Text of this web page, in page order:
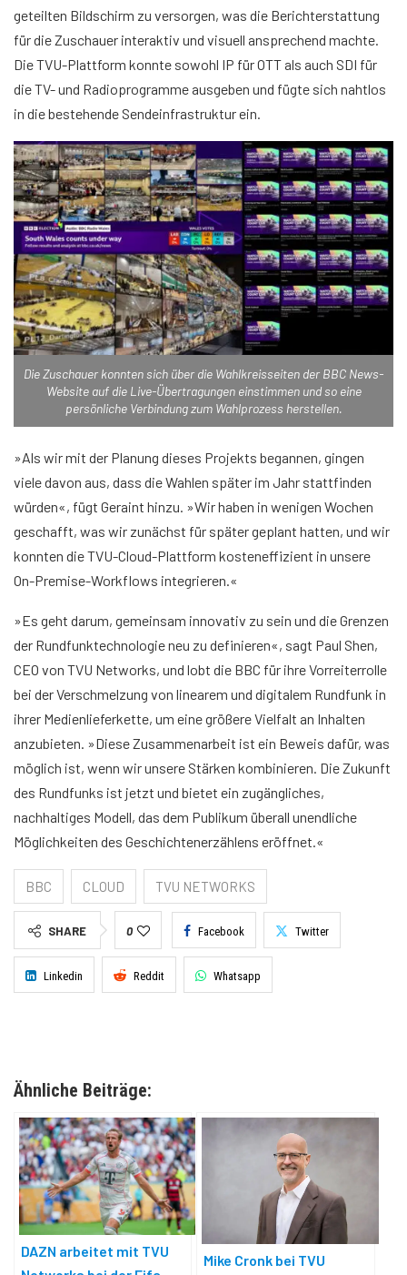
geteilten Bildschirm zu versorgen, was die Berichterstattung
für die Zuschauer interaktiv und visuell ansprechend machte.
Die TVU-Plattform konnte sowohl IP für OTT als auch SDI für
die TV- und Radioprogramme ausgeben und fügte sich nahtlos
in die bestehende Sendeinfrastruktur ein.
Die Zuschauer konnten sich über die Wahlkreisseiten der BBC News-
Website auf die Live-Übertragungen einstimmen und so eine
persönliche Verbindung zum Wahlprozess herstellen.
»Als wir mit der Planung dieses Projekts begannen, gingen
viele davon aus, dass die Wahlen später im Jahr stattfinden
würden«, fügt Geraint hinzu. »Wir haben in wenigen Wochen
geschafft, was wir zunächst für später geplant hatten, und wir
konnten die TVU-Cloud-Plattform kosteneffizient in unsere
On-Premise-Workflows integrieren.«
»Es geht darum, gemeinsam innovativ zu sein und die Grenzen
der Rundfunktechnologie neu zu definieren«, sagt Paul Shen,
CEO von TVU Networks, und lobt die BBC für ihre Vorreiterrolle
bei der Verschmelzung von linearem und digitalem Rundfunk in
ihrer Medienlieferkette, um eine größere Vielfalt an Inhalten
anzubieten. »Diese Zusammenarbeit ist ein Beweis dafür, was
möglich ist, wenn wir unsere Stärken kombinieren. Die Zukunft
des Rundfunks ist jetzt und bietet ein zugängliches,
nachhaltiges Modell, das dem Publikum überall unendliche
Möglichkeiten des Geschichtenerzählens eröffnet.«
BBC CLOUD TVU NETWORKS
SHARE 0 Facebook Twitter
Linkedin Reddit Whatsapp
Ähnliche Beiträge:
DAZN arbeitet mit TVU
Mike Cronk bei TVU